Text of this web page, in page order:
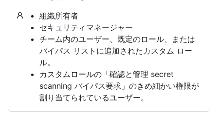
組織所有者
セキュリティマネージャー
チーム内のユーザー、既定のロール、または
バイパス リストに追加されたカスタム ロー
ル。
カスタムロールの「確認と管理 secret
scanning バイパス要求」のきめ細かい権限が
割り当てられているユーザー。